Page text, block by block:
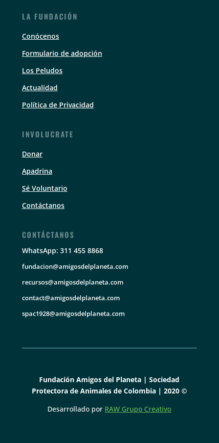
LA FUNDACIÓN
Conócenos
Formulario de adopción
Los Peludos
Actualidad
Política de Privacidad
INVOLUCRATE
Donar
Apadrina
Sé Voluntario
Contáctanos
CONTÁCTANOS
WhatsApp: 311 455 8868
fundacion@amigosdelplaneta.com
recursos@amigosdelplaneta.com
contact@amigosdelplaneta.com
spac1928@amigosdelplaneta.com
Fundación Amigos del Planeta | Sociedad
Protectora de Animales de Colombia | 2020 ©
Desarrollado por RAW Grupo Creativo